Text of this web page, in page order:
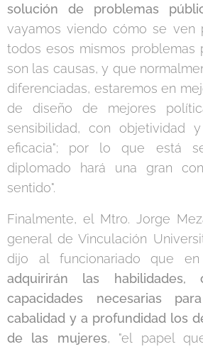
solución de problemas
vayamos viendo cómo se ven
todos esos mismos problemas
son las causas, y que
diferenciadas, estaremos en
de diseño de mejores
sensibilidad, con objetividad
eficacia"; por lo que está
diplomado hará una gran
sentido".
Finalmente, el Mtro. Jorge
general de Vinculación
dijo al funcionariado que
adquirirán las habilidades,
capacidades necesarias
cabalidad y a profundidad los
de las mujeres, "el papel